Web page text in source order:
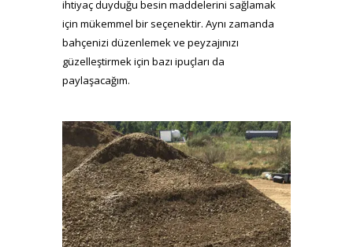
ihtiyaç duyduğu besin maddelerini sağlamak
için mükemmel bir seçenektir. Aynı zamanda
bahçenizi düzenlemek ve peyzajınızı
güzelleştirmek için bazı ipuçları da
paylaşacağım.